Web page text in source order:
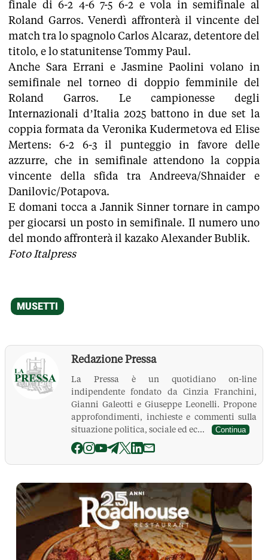
finale di 6-2 4-6 7-5 6-2 e vola in semifinale al
Roland Garros. Venerdì affronterà il vincente del
match tra lo spagnolo Carlos Alcaraz, detentore del
titolo, e lo statunitense Tommy Paul.
Anche Sara Errani e Jasmine Paolini volano in
semifinale nel torneo di doppio femminile del
Roland Garros. Le campionesse degli
Internazionali d’Italia 2025 battono in due set la
coppia formata da Veronika Kudermetova ed Elise
Mertens: 6-2 6-3 il punteggio in favore delle
azzurre, che in semifinale attendono la coppia
vincente della sfida tra Andreeva/Shnaider e
Danilovic/Potapova.
E domani tocca a Jannik Sinner tornare in campo
per giocarsi un posto in semifinale. Il numero uno
del mondo affronterà il kazako Alexander Bublik.
Foto Italpress
Redazione Pressa
La Pressa è un quotidiano on-line
indipendente fondato da Cinzia Franchini,
Gianni Galeotti e Giuseppe Leonelli. Propone
approfondimenti, inchieste e commenti sulla
situazione politica, sociale ed ec...
Continua
La Pressa